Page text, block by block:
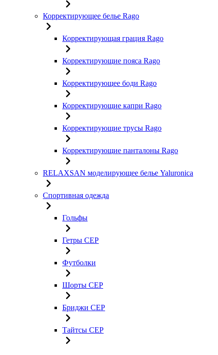
Корректирующее белье Rago
Корректирующая грация Rago
Корректирующие пояса Rago
Корректирующее боди Rago
Корректирующие капри Rago
Корректирующие трусы Rago
Корректирующие панталоны Rago
RELAXSAN моделирующее белье Yaluroniсa
Спортивная одежда
Гольфы
Гетры CEP
Футболки
Шорты CEP
Бриджи CEP
Тайтсы CEP